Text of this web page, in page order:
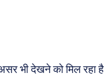
भी देखने को मिल रहा